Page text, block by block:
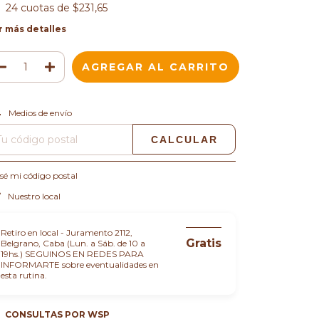
24 cuotas de $231,65
más detalles
para el CP:
Medios de envío
CALCULAR
mi código postal
Nuestro local
Retiro en local - Juramento 2112,
Belgrano, Caba (Lun. a Sáb. de 10 a
19hs.) SEGUINOS EN REDES PARA
INFORMARTE sobre eventualidades en
esta rutina.
Gratis
CONSULTAS POR WSP